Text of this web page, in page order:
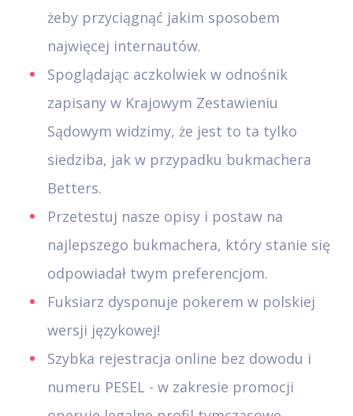
żeby przyciągnąć jakim sposobem
najwięcej internautów.
Spoglądając aczkolwiek w odnośnik
zapisany w Krajowym Zestawieniu
Sądowym widzimy, że jest to ta tylko
siedziba, jak w przypadku bukmachera
Betters.
Przetestuj nasze opisy i postaw na
najlepszego bukmachera, który stanie się
odpowiadał twym preferencjom.
Fuksiarz dysponuje pokerem w polskiej
wersji językowej!
Szybka rejestracja online bez dowodu i
numeru PESEL - w zakresie promocji